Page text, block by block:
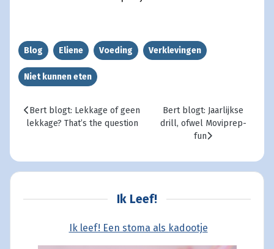
Blog Eliene Voeding Verklevingen
Niet kunnen eten
Vorig artikel: Bert blogt: Lekkage of geen lekkage? That’s the
Bert blogt: Lekkage of geen
lekkage? That’s the question
Volgende artikel: Bert
Bert blogt: Jaarlijkse
drill, ofwel Moviprep-
fun
Ik Leef!
Ik leef! Een stoma als kadootje